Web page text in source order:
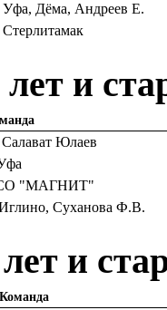
Уфа, Дёма, Андреев Е.
Стерлитамак
и
Салават Юлаев
"МАГНИТ"
Суханова Ф.В.
и
Команда